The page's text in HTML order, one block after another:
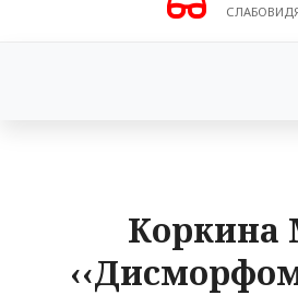
Коркина